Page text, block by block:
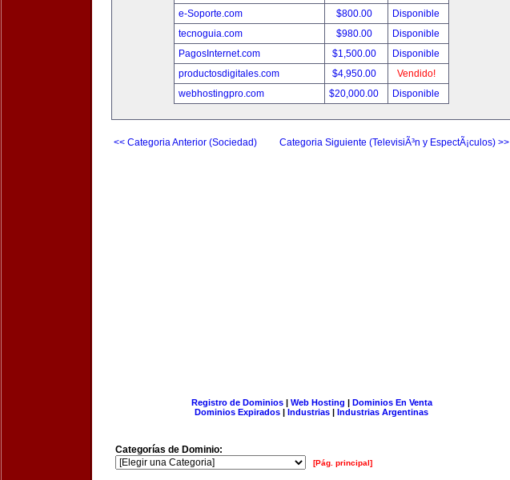
e-Soporte.com
$800.00
Disponible
tecnoguia.com
$980.00
Disponible
PagosInternet.com
$1,500.00
Disponible
productosdigitales.com
$4,950.00
Vendido!
webhostingpro.com
$20,000.00 Disponible
<< Categoria Anterior (Sociedad) Categoria Siguiente (TelevisiÃ³n y EspectÃ¡culos) >>
Registro de Dominios| Web Hosting | Dominios En Venta
Dominios Expirados | Industrias | Industrias Argentinas
Categorías de Dominio:
[Pág. principal]